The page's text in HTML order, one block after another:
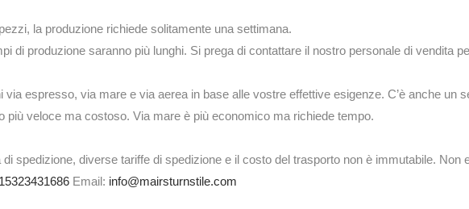
la produzione richiede solitamente una settimana.
di produzione saranno più lunghi. Si prega di contattare il nostro personale di vendita
via espresso, via mare e via aerea in base alle vostre effettive esigenze. C’è anche un
più veloce ma costoso. Via mare è più economico ma richiede tempo.
spedizione, diverse tariffe di spedizione e il costo del trasporto non è immutabile.
Email: info@mairsturnstile.com